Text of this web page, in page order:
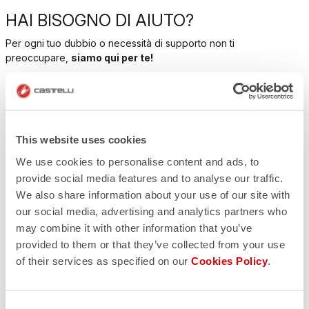
This website uses cookies
We use cookies to personalise content and ads, to
provide social media features and to analyse our traffic.
We also share information about your use of our site with
our social media, advertising and analytics partners who
may combine it with other information that you’ve
provided to them or that they’ve collected from your use
of their services as specified on our Cookies Policy.
HAI BISOGNO DI AIUTO?
Per ogni tuo dubbio o necessità di supporto non ti
preoccupare, siamo qui per te!
Contatta il nostro Servizio Clienti
Clicca qui
replay
RESI E RIMBORSI
Reso dell'ordine garantito
entro 30 giorni dalla data di consegna
Scopri le modalità di reso
quiz
FAQ
Hai altre domande?
Nessun problema, abbiamo tutte le risposte!